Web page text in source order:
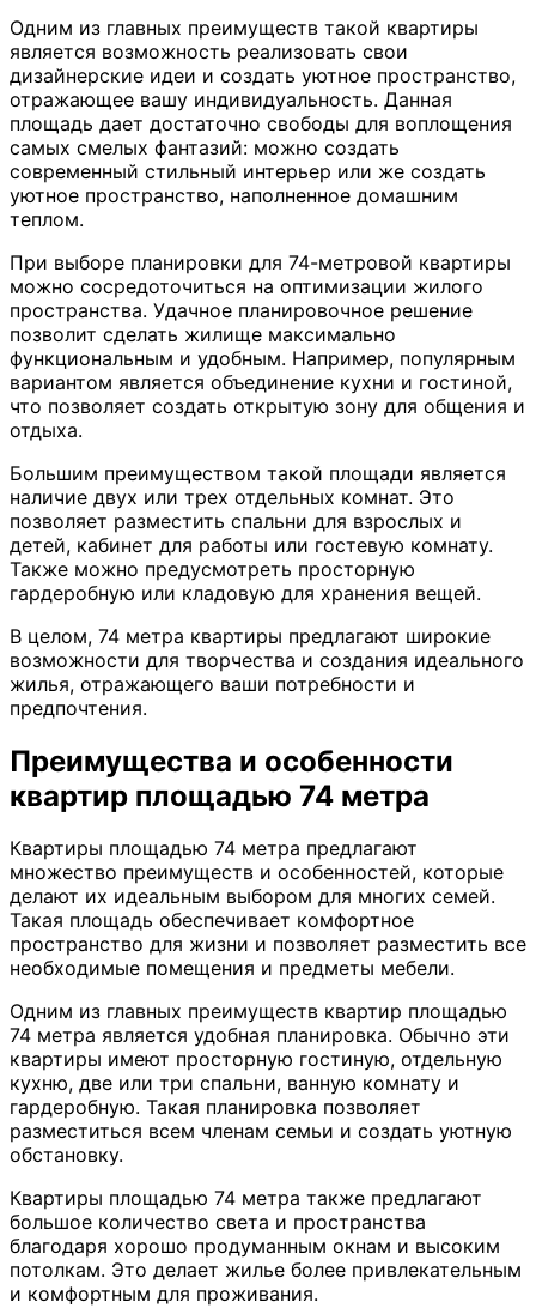
Одним из главных преимуществ такой квартиры
является возможность реализовать свои
дизайнерские идеи и создать уютное пространство,
отражающее вашу индивидуальность. Данная
площадь дает достаточно свободы для воплощения
самых смелых фантазий: можно создать
современный стильный интерьер или же создать
уютное пространство, наполненное домашним
теплом.
При выборе планировки для 74-метровой квартиры
можно сосредоточиться на оптимизации жилого
пространства. Удачное планировочное решение
позволит сделать жилище максимально
функциональным и удобным. Например, популярным
вариантом является объединение кухни и гостиной,
что позволяет создать открытую зону для общения и
отдыха.
Большим преимуществом такой площади является
наличие двух или трех отдельных комнат. Это
позволяет разместить спальни для взрослых и
детей, кабинет для работы или гостевую комнату.
Также можно предусмотреть просторную
гардеробную или кладовую для хранения вещей.
В целом, 74 метра квартиры предлагают широкие
возможности для творчества и создания идеального
жилья, отражающего ваши потребности и
предпочтения.
Преимущества и особенности
квартир площадью 74 метра
Квартиры площадью 74 метра предлагают
множество преимуществ и особенностей, которые
делают их идеальным выбором для многих семей.
Такая площадь обеспечивает комфортное
пространство для жизни и позволяет разместить все
необходимые помещения и предметы мебели.
Одним из главных преимуществ квартир площадью
74 метра является удобная планировка. Обычно эти
квартиры имеют просторную гостиную, отдельную
кухню, две или три спальни, ванную комнату и
гардеробную. Такая планировка позволяет
разместиться всем членам семьи и создать уютную
обстановку.
Квартиры площадью 74 метра также предлагают
большое количество света и пространства
благодаря хорошо продуманным окнам и высоким
потолкам. Это делает жилье более привлекательным
и комфортным для проживания.